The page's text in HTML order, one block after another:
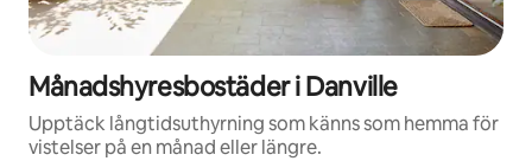
Månadshyresbostäder i Danville
Upptäck långtidsuthyrning som känns som hemma för
vistelser på en månad eller längre.